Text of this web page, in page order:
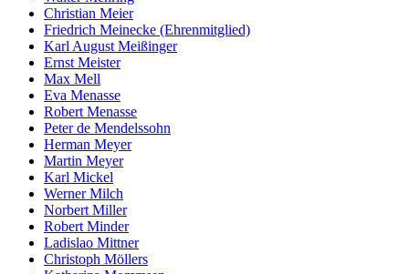
Christian Meier
Friedrich Meinecke (Ehrenmitglied)
Karl August Meißinger
Ernst Meister
Max Mell
Eva Menasse
Robert Menasse
Peter de Mendelssohn
Herman Meyer
Martin Meyer
Karl Mickel
Werner Milch
Norbert Miller
Robert Minder
Ladislao Mittner
Christoph Möllers